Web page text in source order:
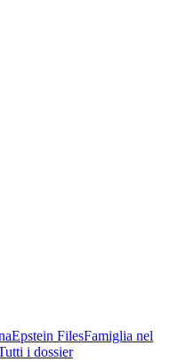
Epstein FilesFamiglia nel
i dossier